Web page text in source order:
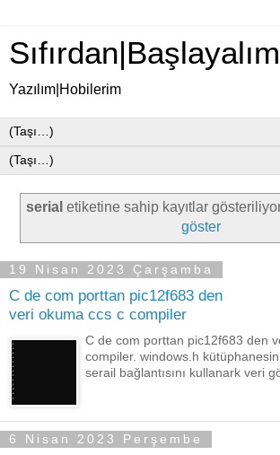
Yazılım|Hobilerim
serial etiketine sahip kayıtlar
göster
19 Nisan 2023 Çarşamba
C de com porttan pic12f683 den
veri okuma ccs c compiler
C de com porttan pic12f683 den
compiler. windows.h
serail bağlantısını kullanark veri
6 Nisan 2023 Perşembe